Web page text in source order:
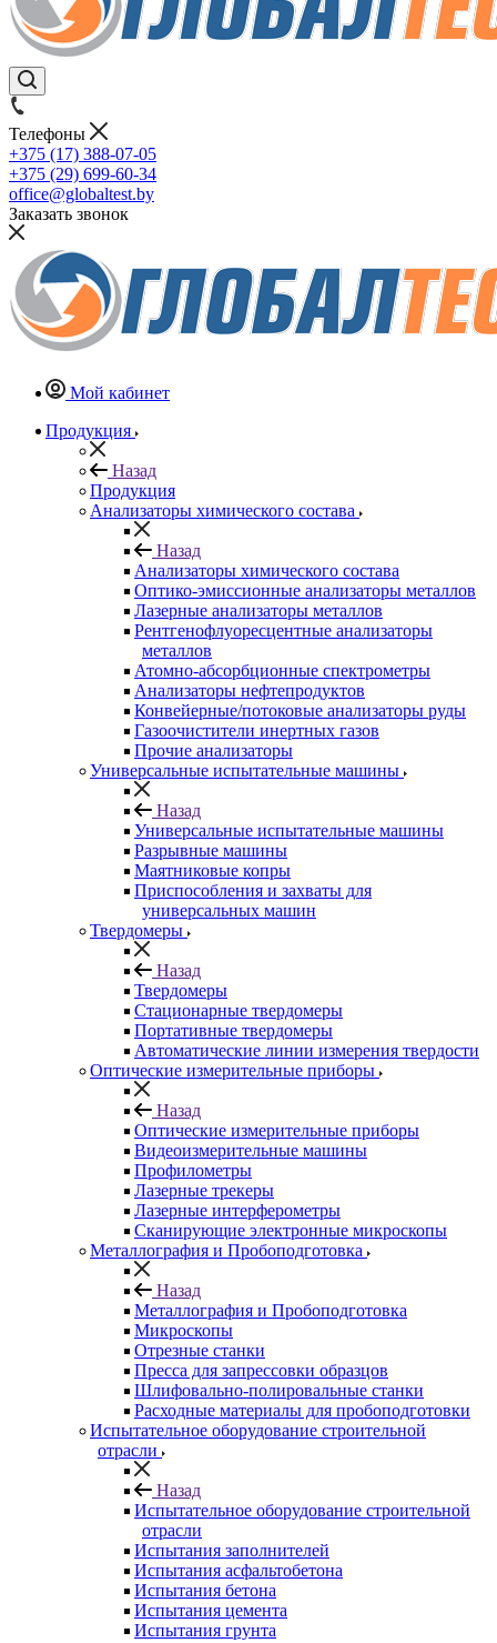
Телефоны
+375 (17) 388-07-05
+375 (29) 699-60-34
office@globaltest.by
Заказать звонок
Мой кабинет
Продукция
Назад
Продукция
Анализаторы химического состава
Назад
Анализаторы химического состава
Оптико-эмиссионные анализаторы металлов
Лазерные анализаторы металлов
Рентгенофлуоресцентные анализаторы
металлов
Атомно-абсорбционные спектрометры
Анализаторы нефтепродуктов
Конвейерные/потоковые анализаторы руды
Газоочистители инертных газов
Прочие анализаторы
Универсальные испытательные машины
Назад
Универсальные испытательные машины
Разрывные машины
Маятниковые копры
Приспособления и захваты для
универсальных машин
Твердомеры
Назад
Твердомеры
Стационарные твердомеры
Портативные твердомеры
Автоматические линии измерения твердости
Оптические измерительные приборы
Назад
Оптические измерительные приборы
Видеоизмерительные машины
Профилометры
Лазерные трекеры
Лазерные интерферометры
Сканирующие электронные микроскопы
Металлография и Пробоподготовка
Назад
Металлография и Пробоподготовка
Микроскопы
Отрезные станки
Пресса для запрессовки образцов
Шлифовально-полировальные станки
Расходные материалы для пробоподготовки
Испытательное оборудование строительной
отрасли
Назад
Испытательное оборудование строительной
отрасли
Испытания заполнителей
Испытания асфальтобетона
Испытания бетона
Испытания цемента
Испытания грунта